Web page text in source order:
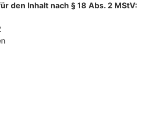
den Inhalt nach § 18 Abs. 2 MStV: